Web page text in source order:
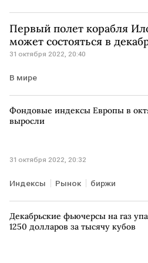
Первый полет корабля
может состояться в
31 октября 2022, 20:40
В мире
Фондовые индексы Европы в
выросли
31 октября 2022, 20:32
Индексы Рынок биржи
Декабрьские фьючерсы на газ
1250 долларов за тысячу кубов